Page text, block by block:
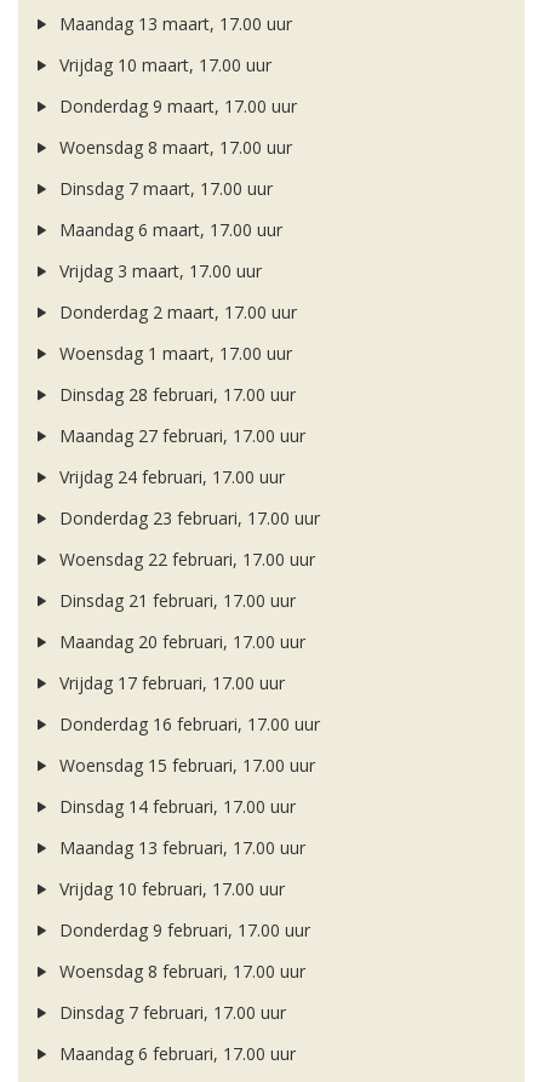
Maandag 13 maart, 17.00 uur
Vrijdag 10 maart, 17.00 uur
Donderdag 9 maart, 17.00 uur
Woensdag 8 maart, 17.00 uur
Dinsdag 7 maart, 17.00 uur
Maandag 6 maart, 17.00 uur
Vrijdag 3 maart, 17.00 uur
Donderdag 2 maart, 17.00 uur
Woensdag 1 maart, 17.00 uur
Dinsdag 28 februari, 17.00 uur
Maandag 27 februari, 17.00 uur
Vrijdag 24 februari, 17.00 uur
Donderdag 23 februari, 17.00 uur
Woensdag 22 februari, 17.00 uur
Dinsdag 21 februari, 17.00 uur
Maandag 20 februari, 17.00 uur
Vrijdag 17 februari, 17.00 uur
Donderdag 16 februari, 17.00 uur
Woensdag 15 februari, 17.00 uur
Dinsdag 14 februari, 17.00 uur
Maandag 13 februari, 17.00 uur
Vrijdag 10 februari, 17.00 uur
Donderdag 9 februari, 17.00 uur
Woensdag 8 februari, 17.00 uur
Dinsdag 7 februari, 17.00 uur
Maandag 6 februari, 17.00 uur